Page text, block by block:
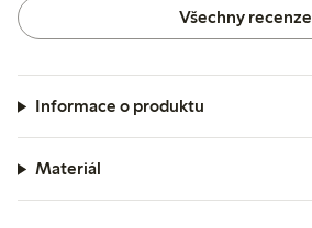
Všechny recenze
Informace o produktu
Materiál